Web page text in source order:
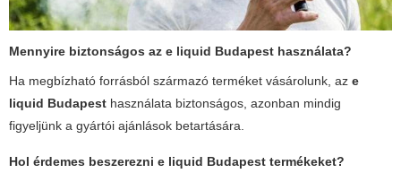
Mennyire biztonságos az e liquid Budapest használata?
Ha megbízható forrásból származó terméket vásárolunk, az e
liquid Budapest használata biztonságos, azonban mindig
figyeljünk a gyártói ajánlások betartására.
Hol érdemes beszerezni e liquid Budapest termékeket?